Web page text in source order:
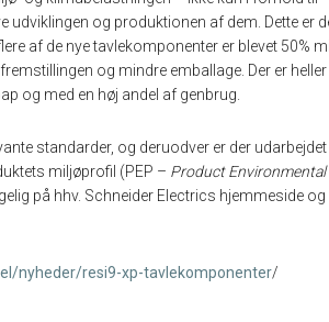
udviklingen og produktionen af dem. Dette er
af de nye tavlekomponenter er blevet 50%
og mindre emballage. Der er heller
og med en høj andel af genbrug.
standarder, og deruodver er der udarbejdet
miljøprofil (PEP – Product Environmental
på hhv. Schneider Electrics hjemmeside og
nyheder/resi9-xp-tavlekomponenter/